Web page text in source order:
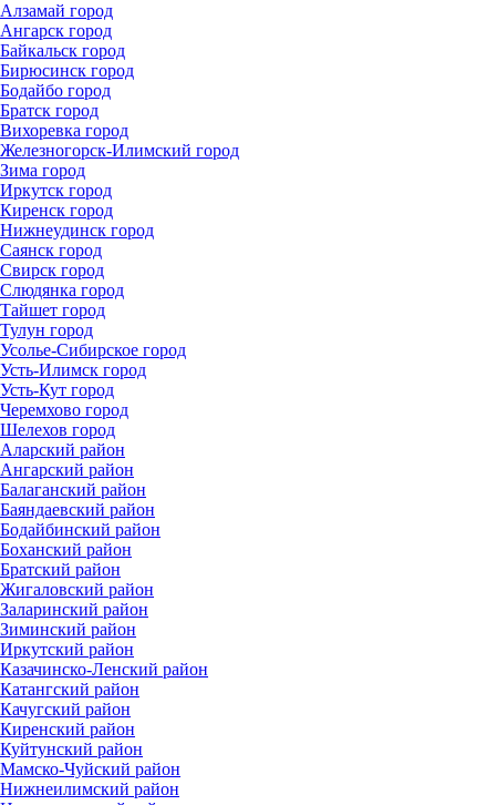
Алзамай город
Ангарск город
Байкальск город
Бирюсинск город
Бодайбо город
Братск город
Вихоревка город
Железногорск-Илимский город
Зима город
Иркутск город
Киренск город
Нижнеудинск город
Саянск город
Свирск город
Слюдянка город
Тайшет город
Тулун город
Усолье-Сибирское город
Усть-Илимск город
Усть-Кут город
Черемхово город
Шелехов город
Аларский район
Ангарский район
Балаганский район
Баяндаевский район
Бодайбинский район
Боханский район
Братский район
Жигаловский район
Заларинский район
Зиминский район
Иркутский район
Казачинско-Ленский район
Катангский район
Качугский район
Киренский район
Куйтунский район
Мамско-Чуйский район
Нижнеилимский район